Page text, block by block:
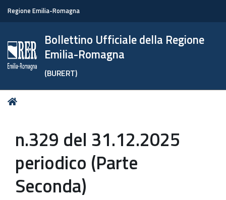
Regione Emilia-Romagna
Bollettino Ufficiale della Regione
Emilia-Romagna
(BURERT)
Tu
n.329 del 31.12.2025
periodico (Parte
Seconda)